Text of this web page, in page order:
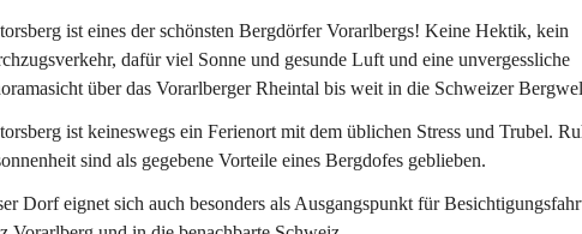
ist eines der schönsten Bergdörfer Vorarlbergs! Keine Hektik, kein
dafür viel Sonne und gesunde Luft und eine unvergessliche
über das Vorarlberger Rheintal bis weit in die Schweizer
ist keineswegs ein Ferienort mit dem üblichen Stress und Trubel.
sind als gegebene Vorteile eines Bergdofes geblieben.
Dorf eignet sich auch besonders als Ausgangspunkt für